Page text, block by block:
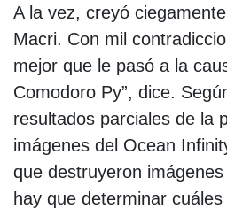
A la vez, creyó
Macri. Con mil
mejor que le pasó a la
Comodoro Py”, dice.
resultados parciales de la
imágenes del Ocean
que destruyeron
hay que determinar cuáles